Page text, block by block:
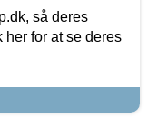
så deres
for at se deres